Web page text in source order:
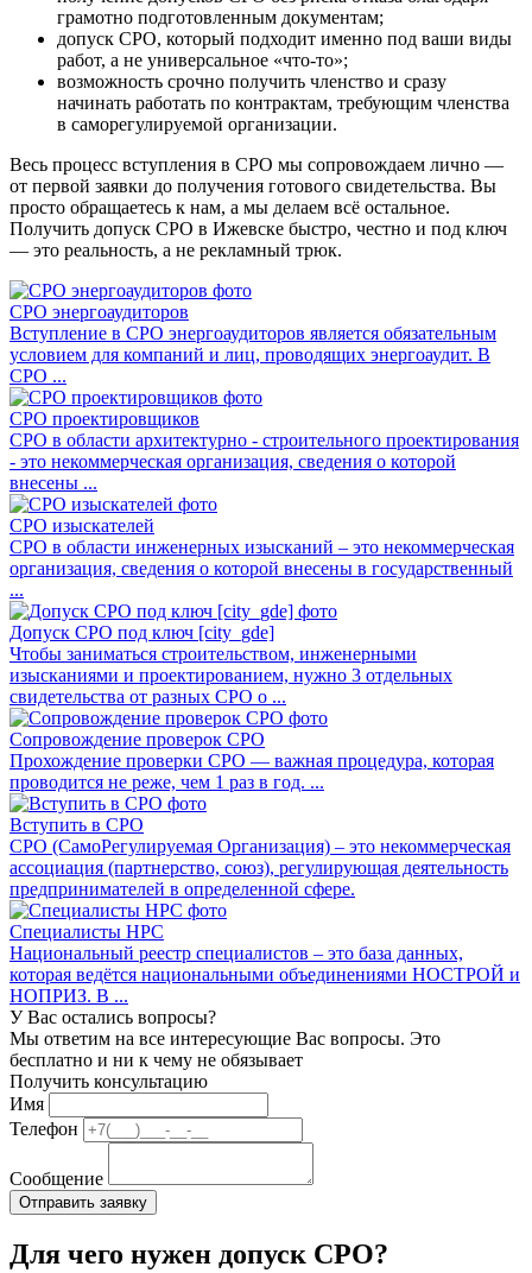
грамотно подготовленным документам;
допуск СРО, который подходит именно под ваши виды
работ, а не универсальное «что-то»;
возможность срочно получить членство и сразу
начинать работать по контрактам, требующим членства
в саморегулируемой организации.
Весь процесс вступления в СРО мы сопровождаем лично —
от первой заявки до получения готового свидетельства. Вы
просто обращаетесь к нам, а мы делаем всё остальное.
Получить допуск СРО в Ижевске быстро, честно и под ключ
— это реальность, а не рекламный трюк.
СРО энергоаудиторов
Вступление в СРО энергоаудиторов является обязательным
условием для компаний и лиц, проводящих энергоаудит. В
СРО ...
СРО проектировщиков
СРО в области архитектурно - строительного проектирования
- это некоммерческая организация, сведения о которой
внесены ...
СРО изыскателей
СРО в области инженерных изысканий – это некоммерческая
организация, сведения о которой внесены в государственный
...
Допуск СРО под ключ [city_gde]
Чтобы заниматься строительством, инженерными
изысканиями и проектированием, нужно 3 отдельных
свидетельства от разных СРО о ...
Сопровождение проверок СРО
Прохождение проверки СРО — важная процедура, которая
проводится не реже, чем 1 раз в год. ...
Вступить в СРО
СРО (СамоРегулируемая Организация) – это некоммерческая
ассоциация (партнерство, союз), регулирующая деятельность
предпринимателей в определенной сфере.
Специалисты НРС
Национальный реестр специалистов – это база данных,
которая ведётся национальными объединениями НОСТРОЙ и
НОПРИЗ. В ...
У Вас остались вопросы?
Мы ответим на все интересующие Вас вопросы. Это
бесплатно и ни к чему не обязывает
Получить консультацию
Имя
Телефон
Сообщение
Для чего нужен допуск СРО?